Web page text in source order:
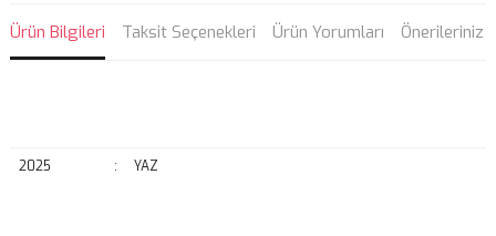
Ürün Bilgileri Taksit Seçenekleri Ürün Yorumları Önerileriniz
2025 : YAZ